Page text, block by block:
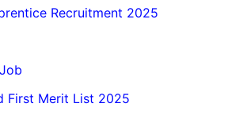
Recruitment 2025
First Merit List 2025